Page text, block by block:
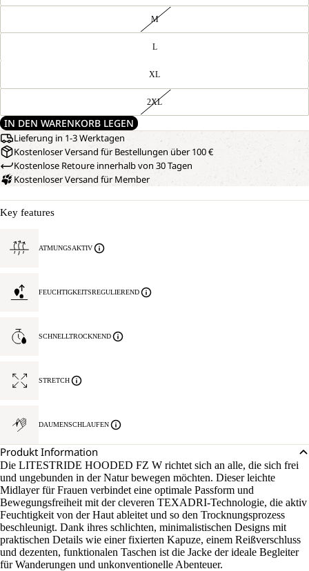
M
L
XL
2XL
IN DEN WARENKORB LEGEN
Lieferung in 1-3 Werktagen
Kostenloser Versand für Bestellungen über 100 €
Kostenlose Retoure innerhalb von 30 Tagen
Kostenloser Versand für Member
Key features
ATMUNGSAKTIV
FEUCHTIGKEITSREGULIEREND
SCHNELLTROCKNEND
STRETCH
DAUMENSCHLAUFEN
Produkt Information
Die LITESTRIDE HOODED FZ W richtet sich an alle, die sich frei
und ungebunden in der Natur bewegen möchten. Dieser leichte
Midlayer für Frauen verbindet eine optimale Passform und
Bewegungsfreiheit mit der cleveren TEXADRI-Technologie, die aktiv
Feuchtigkeit von der Haut ableitet und so den Trocknungsprozess
beschleunigt. Dank ihres schlichten, minimalistischen Designs mit
praktischen Details wie einer fixierten Kapuze, einem Reißverschluss
und dezenten, funktionalen Taschen ist die Jacke der ideale Begleiter
für Wanderungen und unkonventionelle Abenteuer.